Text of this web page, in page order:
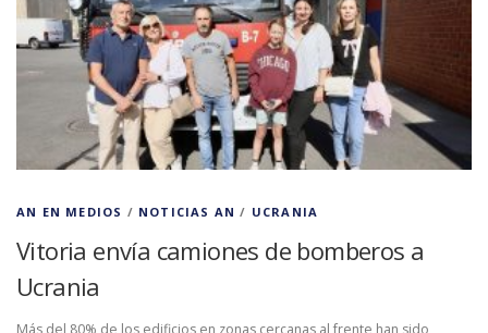
AN EN MEDIOS / NOTICIAS AN / UCRANIA
Vitoria envía camiones de bomberos a
Ucrania